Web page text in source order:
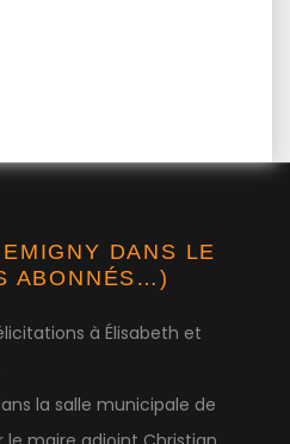
DANS LE
ABONNÉS…)
à Élisabeth et
la salle municipale de